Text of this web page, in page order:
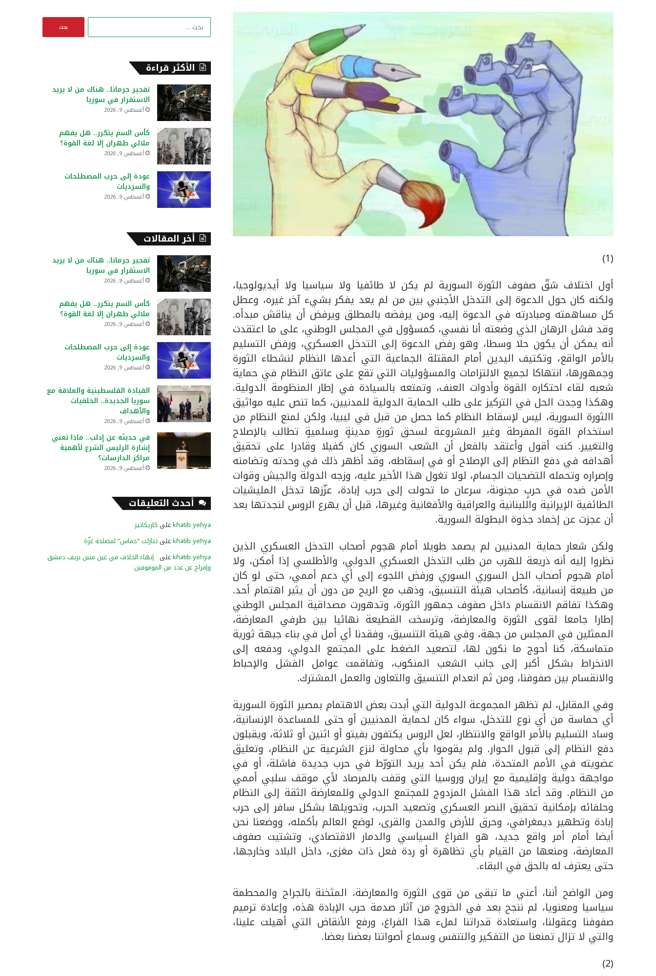
(1)
أول اختلاف شقّ صفوف الثورة السورية لم يكن لا طائفيا ولا سياسيا ولا أيديولوجيا،
ولكنه كان حول الدعوة إلى التدخل الأجنبي بين من لم يعد يفكر بشيء آخر غيره، وعطل
كل مساهمته ومبادرته في الدعوة إليه، ومن يرفضه بالمطلق ويرفض أن يناقش مبدأه.
وقد فشل الرهان الذي وضعته أنا نفسي، كمسؤول في المجلس الوطني، على ما اعتقدت
أنه يمكن أن يكون حلا وسطا، وهو رفض الدعوة إلى التدخل العسكري، ورفض التسليم
بالأمر الواقع، وتكتيف اليدين أمام المقتلة الجماعية التي أعدها النظام لنشطاء الثورة
وجمهورها، انتهاكا لجميع الالتزامات والمسؤوليات التي تقع على عاتق النظام في حماية
شعبه لقاء احتكاره القوة وأدوات العنف، وتمتعه بالسيادة في إطار المنظومة الدولية.
وهكذا وجدت الحل في التركيز على طلب الحماية الدولية للمدنيين، كما تنص عليه مواثيق
االثورة السورية، ليس لإسقاط النظام كما حصل من قبل في ليبيا، ولكن لمنع النظام من
استخدام القوة المفرطة وغير المشروعة لسحق ثورةٍ مدينةٍ وسلميةٍ تطالب بالإصلاح
والتغيير. كنت أقول وأعتقد بالفعل أن الشعب السوري كان كفيلا وقادرا على تحقيق
أهدافه في دفع النظام إلى الإصلاح أو في إسقاطه، وقد أظهر ذلك في وحدته وتضامنه
وإصراره وتحمله التضحيات الجسام، لولا تغول هذا الأخير عليه، وزجه الدولة والجيش وقوات
الأمن ضده في حربٍ مجنونة، سرعان ما تحولت إلى حرب إبادة، عزّزها تدخل المليشيات
الطائفية الإيرانية واللبنانية والعراقية والأفغانية وغيرها، قبل أن يهرع الروس لنجدتها بعد
أن عجزت عن إخماد جذوة البطولة السورية.
ولكن شعار حماية المدنيين لم يصمد طويلا أمام هجوم أصحاب التدخل العسكري الذين
نظروا إليه أنه ذريعة للهرب من طلب التدخل العسكري الدولي، والأطلسي إذا أمكن، ولا
أمام هجوم أصحاب الحل السوري السوري ورفض اللجوء إلى أي دعم أممي، حتى لو كان
من طبيعة إنسانية، كأصحاب هيئة التنسيق، وذهب مع الريح من دون أن يثير اهتمام أحد.
وهكذا تفاقم الانقسام داخل صفوف جمهور الثورة، وتدهورت مصداقية المجلس الوطني
إطارا جامعا لقوى الثورة والمعارضة، وترسخت القطيعة نهائيا بين طرفي المعارضة،
الممثلين في المجلس من جهة، وفي هيئة التنسيق، وفقدنا أي أمل في بناء جبهة ثورية
متماسكة، كنا أحوج ما نكون لها، لتصعيد الضغط على المجتمع الدولي، ودفعه إلى
الانخراط بشكل أكبر إلى جانب الشعب المنكوب، وتفاقمت عوامل الفشل والإحباط
والانقسام بين صفوفنا، ومن ثم انعدام التنسيق والتعاون والعمل المشترك.
وفي المقابل، لم تظهر المجموعة الدولية التي أبدت بعض الاهتمام بمصير الثورة السورية
أي حماسة من أي نوع للتدخل، سواء كان لحماية المدنيين أو حتى للمساعدة الإنسانية،
وساد التسليم بالأمر الواقع والانتظار، لعل الروس يكتفون بفيتو أو اثنين أو ثلاثة، ويقبلون
دفع النظام إلى قبول الحوار. ولم يقوموا بأي محاولة لنزع الشرعية عن النظام، وتعليق
عضويته في الأمم المتحدة، فلم يكن أحد يريد التورّط في حرب جديدة فاشلة، أو في
مواجهة دولية وإقليمية مع إيران وروسيا التي وقفت بالمرصاد لأي موقف سلبي أممي
من النظام. وقد أعاد هذا الفشل المزدوج للمجتمع الدولي وللمعارضة الثقة إلى النظام
وحلفائه بإمكانية تحقيق النصر العسكري وتصعيد الحرب، وتحويلها بشكل سافر إلى حرب
إبادة وتطهير ديمغرافي، وحرق للأرض والمدن والقرى، لوضع العالم بأكمله، ووضعنا نحن
أيضا أمام أمر واقع جديد، هو الفراغ السياسي والدمار الاقتصادي، وتشتيت صفوف
المعارضة، ومنعها من القيام بأي تظاهرة أو ردة فعل ذات مغزى، داخل البلاد وخارجها،
حتى يعترف له بالحق في البقاء.
ومن الواضح أننا، أعني ما تبقى من قوى الثورة والمعارضة، المثخنة بالجراح والمحطمة
سياسيا ومعنويا، لم ننجح بعد في الخروج من آثار صدمة حرب الإبادة هذه، وإعادة ترميم
صفوفنا وعقولنا، واستعادة قدراتنا لملء هذا الفراغ، ورفع الأنقاض التي أهيلت علينا،
والتي لا تزال تمنعنا من التفكير والتنفس وسماع أصواتنا بعضنا بعضا.
(2)
ا
:
الأكثر قراءة
تفجير جرمانا.. هناك من لا يريد
الاستقرار في سوريا
أغسطس 9, 2026
كأس السم يتكرر.. هل يفهم
ملالي طهران إلا لغة القوة؟
أغسطس 9, 2026
عودة إلى حرب المصطلحات
والسرديات
أغسطس 9, 2026
أخر المقالات
تفجير جرمانا.. هناك من لا يريد
الاستقرار في سوريا
أغسطس 9, 2026
كأس السم يتكرر.. هل يفهم
ملالي طهران إلا لغة القوة؟
أغسطس 9, 2026
عودة إلى حرب المصطلحات
والسرديات
أغسطس 9, 2026
القيادة الفلسطينية والعلاقة مع
سوريا الجديدة.. الخلفيات
والأهداف
أغسطس 9, 2026
في حديثه عن إدلب.. ماذا تعني
إشارة الرئيس الشرع لأهمية
مراكز الدارسات؟
أغسطس 9, 2026
أحدث التعليقات
khatib yehyaعلى كاريكاتير
khatib yehyaعلى تنازلت “حماس” لمصلحة غزّة
khatib yehyaعلى إنهاء الخلاف في عين منين بريف دمشق
وإفراج عن عدد من الموقوفين